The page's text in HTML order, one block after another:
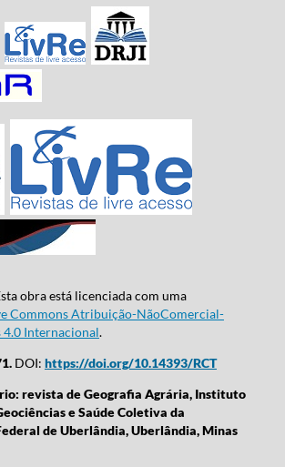
obra está licenciada com uma
Commons Atribuição-NãoComercial-
4.0 Internacional.
DOI: https://doi.org/10.14393/RCT
revista de Geografia Agrária, Instituto
e Saúde Coletiva da
de Uberlândia, Uberlândia, Minas